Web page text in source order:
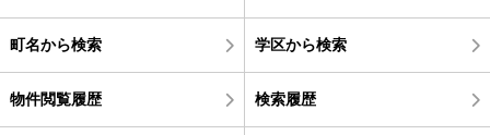
町名から検索 学区から検索
物件閲覧履歴 検索履歴